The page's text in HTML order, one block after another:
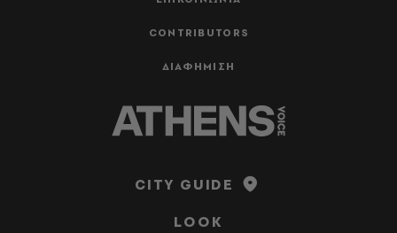
CONTRIBUTORS
ΔΙΑΦΗΜΙΣΗ
CITY GUIDE
LOOK